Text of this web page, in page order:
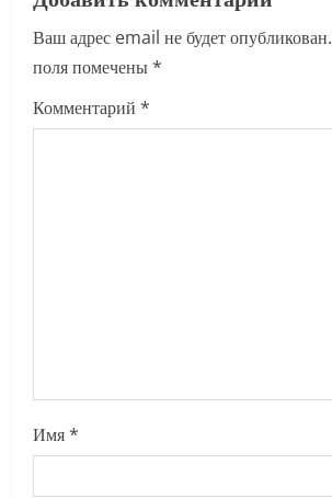
v
i
g
Ваш адрес email не будет опубликован.
поля помечены*
Комментарий *
Имя*